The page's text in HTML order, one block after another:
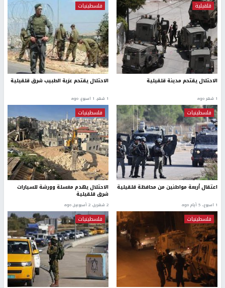
قلقيلية
الاحتلال يقتحم مدينة قلقيلية
1 شهر ago
فلسطينيات
الاحتلال يقتحم عزبة الطبيب شرق قلقيلية
1 شهر، 1 اسبوع. ago
فلسطينيات
اعتقال أربعة مواطنين من محافظة قلقيلية
1 اسبوع.، 5 أيام ago
فلسطينيات
الاحتلال يهدم مغسلة وورشة للسيارات
شرق قلقيلية
2 شهرين، 2 أسبوعين ago
فلسطينيات فلسطينيات